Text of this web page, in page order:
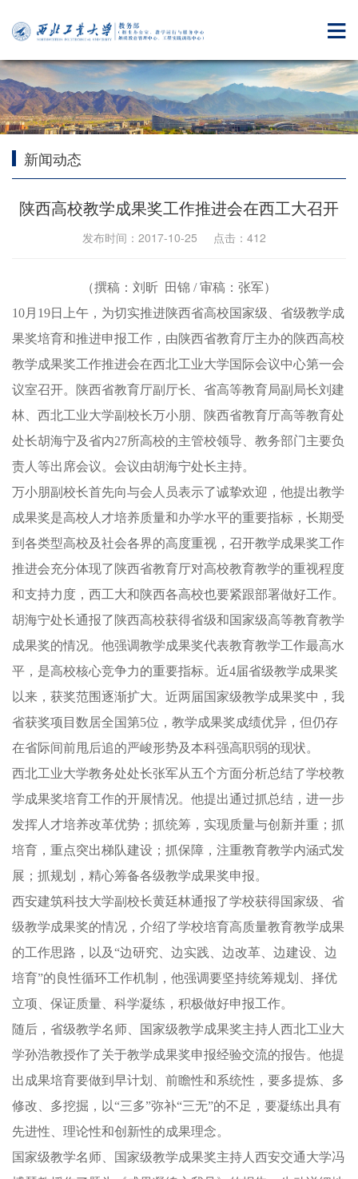
新闻动态
陕西高校教学成果奖工作推进会在西工大召开
发布时间：2017-10-25 点击： 412
（撰稿：刘昕 田锦 / 审稿：张军）
10月19日上午，为切实推进陕西省高校国家级、省级教学成
果奖培育和推进申报工作，由陕西省教育厅主办的陕西高校
教学成果奖工作推进会在西北工业大学国际会议中心第一会
议室召开。陕西省教育厅副厅长、省高等教育局副局长刘建
林、西北工业大学副校长万小朋、陕西省教育厅高等教育处
处长胡海宁及省内27所高校的主管校领导、教务部门主要负
责人等出席会议。会议由胡海宁处长主持。
万小朋副校长首先向与会人员表示了诚挚欢迎，他提出教学
成果奖是高校人才培养质量和办学水平的重要指标，长期受
到各类型高校及社会各界的高度重视，召开教学成果奖工作
推进会充分体现了陕西省教育厅对高校教育教学的重视程度
和支持力度，西工大和陕西各高校也要紧跟部署做好工作。
胡海宁处长通报了陕西高校获得省级和国家级高等教育教学
成果奖的情况。他强调教学成果奖代表教育教学工作最高水
平，是高校核心竞争力的重要指标。近4届省级教学成果奖
以来，获奖范围逐渐扩大。近两届国家级教学成果奖中，我
省获奖项目数居全国第5位，教学成果奖成绩优异，但仍存
在省际间前甩后追的严峻形势及本科强高职弱的现状。
西北工业大学教务处处长张军从五个方面分析总结了学校教
学成果奖培育工作的开展情况。他提出通过抓总结，进一步
发挥人才培养改革优势；抓统筹，实现质量与创新并重；抓
培育，重点突出梯队建设；抓保障，注重教育教学内涵式发
展；抓规划，精心筹备各级教学成果奖申报。
西安建筑科技大学副校长黄廷林通报了学校获得国家级、省
级教学成果奖的情况，介绍了学校培育高质量教育教学成果
的工作思路，以及“边研究、边实践、边改革、边建设、边
培育”的良性循环工作机制，他强调要坚持统筹规划、择优
立项、保证质量、科学凝练，积极做好申报工作。
随后，省级教学名师、国家级教学成果奖主持人西北工业大
学孙浩教授作了关于教学成果奖申报经验交流的报告。他提
出成果培育要做到早计划、前瞻性和系统性，要多提炼、多
修改、多挖掘，以“三多”弥补“三无”的不足，要凝练出具有
先进性、理论性和创新性的成果理念。
国家级教学名师、国家级教学成果奖主持人西安交通大学冯